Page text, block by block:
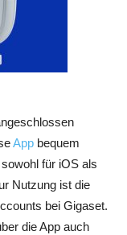
App bequem
für iOS als
Nutzung ist die
bei Gigaset.
die App auch